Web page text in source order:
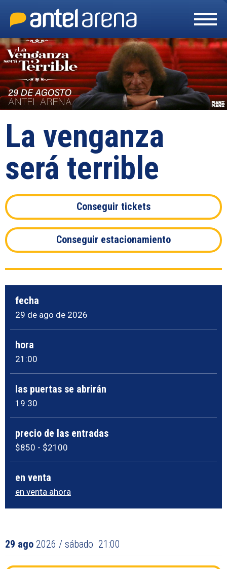
content
Buy
Tickets
Search
La venganza
será terrible
Conseguir tickets
Conseguir estacionamiento
fecha
29 de ago de 2026
hora
21:00
las puertas se abrirán
19:30
precio de las entradas
$850 - $2100
en venta
en venta ahora
29 ago 2026 / sábado 21:00